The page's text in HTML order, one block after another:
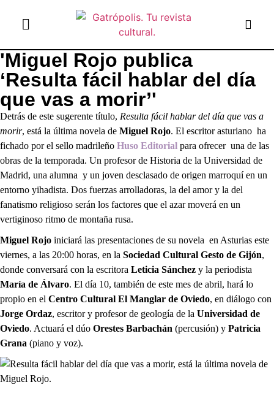
'Miguel Rojo publica
‘Resulta fácil hablar del día
que vas a morir’'
Detrás de este sugerente título, Resulta fácil hablar del día que vas a
morir, está la última novela de Miguel Rojo. El escritor asturiano ha
fichado por el sello madrileño Huso Editorial para ofrecer una de las
obras de la temporada. Un profesor de Historia de la Universidad de
Madrid, una alumna y un joven desclasado de origen marroquí en un
entorno yihadista. Dos fuerzas arrolladoras, la del amor y la del
fanatismo religioso serán los factores que el azar moverá en un
vertiginoso ritmo de montaña rusa.
Miguel Rojo iniciará las presentaciones de su novela en Asturias este
viernes, a las 20:00 horas, en la Sociedad Cultural Gesto de Gijón,
donde conversará con la escritora Leticia Sánchez y la periodista
María de Álvaro. El día 10, también de este mes de abril, hará lo
propio en el Centro Cultural El Manglar de Oviedo, en diálogo con
Jorge Ordaz, escritor y profesor de geología de la Universidad de
Oviedo. Actuará el dúo Orestes Barbachán (percusión) y Patricia
Grana (piano y voz).